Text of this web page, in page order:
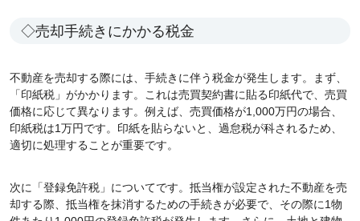
◇売却手続きにかかる税金
不動産を売却する際には、手続きに伴う税金が発生します。まず、
「印紙税」がかかります。これは売買契約書に貼る印紙代で、売買
価格に応じて異なります。例えば、売買価格が1,000万円の場合、
印紙税は1万円です。印紙を貼らないと、過怠税が科されるため、
適切に処理することが重要です。
次に「登録免許税」についてです。抵当権が設定された不動産を売
却する際、抵当権を抹消するための手続きが必要で、その際に1物